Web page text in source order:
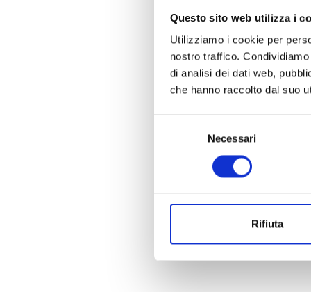
Questo sito web utilizza i
Utilizziamo i cookie per
nostro traffico.
di analisi dei dati web,
che hanno raccolto dal suo
Necessari
Rifiuta
La